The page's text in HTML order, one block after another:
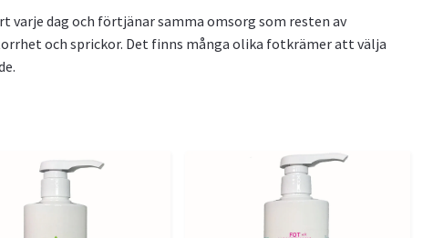
dag och förtjänar samma omsorg som resten av
och sprickor. Det finns många olika fotkrämer att välja